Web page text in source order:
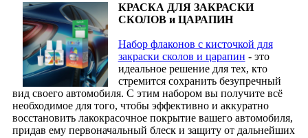
КРАСКА ДЛЯ ЗАКРАСКИ
СКОЛОВ и ЦАРАПИН
Набор флаконов с кисточкой для
закраски сколов и царапин - это
идеальное решение для тех, кто
стремится сохранить безупречный
вид своего автомобиля. С этим набором вы получите всё
необходимое для того, чтобы эффективно и аккуратно
восстановить лакокрасочное покрытие вашего автомобиля,
придав ему первоначальный блеск и защиту от дальнейших